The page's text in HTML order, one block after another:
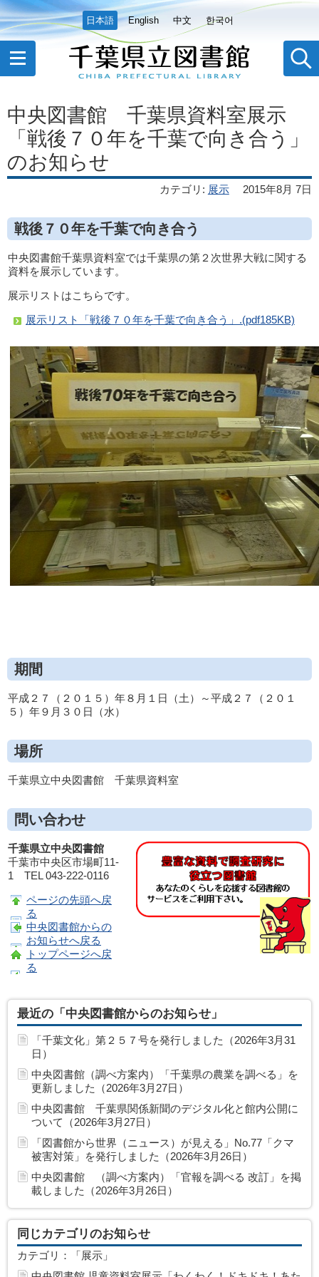
日本語 English 中文 한국어
中央図書館 千葉県資料室展示
「戦後７０年を千葉で向き合う」
のお知らせ
カテゴリ : 展示 2015年8月 7日
戦後７０年を千葉で向き合う
中央図書館千葉県資料室では千葉県の第２次世界大戦に関する
資料を展示しています。
展示リストはこちらです。
展示リスト「戦後７０年を千葉で向き合う」.(pdf185KB)
期間
平成２７（２０１５）年８月１日（土）～平成２７（２０１
５）年９月３０日（水）
場所
千葉県立中央図書館 千葉県資料室
問い合わせ
千葉県立中央図書館
千葉市中央区市場町11-
1 TEL 043-222-0116
ページの先頭へ戻
る
中央図書館からの
お知らせへ戻る
トップページへ戻
る
最近の「中央図書館からのお知らせ」
「千葉文化」第２５７号を発行しました（2026年3月31
日）
中央図書館（調べ方案内）「千葉県の農業を調べる」を
更新しました（2026年3月27日）
中央図書館 千葉県関係新聞のデジタル化と館内公開に
ついて（2026年3月27日）
「図書館から世界（ニュース）が見える」No.77「クマ
被害対策」を発行しました（2026年3月26日）
中央図書館 （調べ方案内）「官報を調べる 改訂」を掲
載しました（2026年3月26日）
同じカテゴリのお知らせ
カテゴリ：「展示」